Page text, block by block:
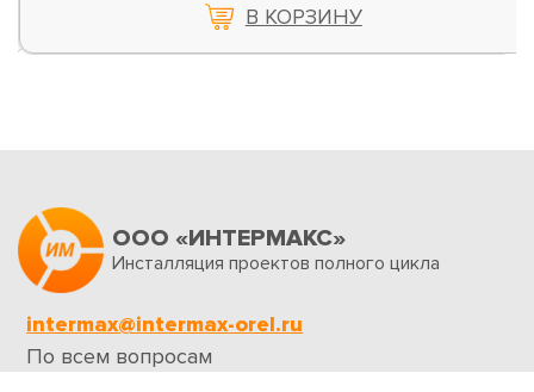
В КОРЗИНУ
ООО «ИНТЕРМАКС»
Инсталляция проектов полного цикла
intermax@intermax-orel.ru
По всем вопросам